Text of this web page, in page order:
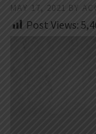
MAY 17, 2021 BY
Post Views: